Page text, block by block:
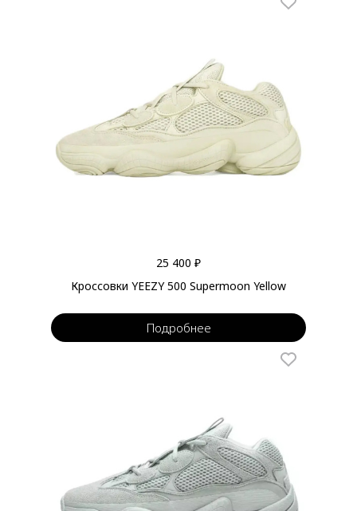
25 400 ₽
Кроссовки YEEZY 500 Supermoon Yellow
Подробнее